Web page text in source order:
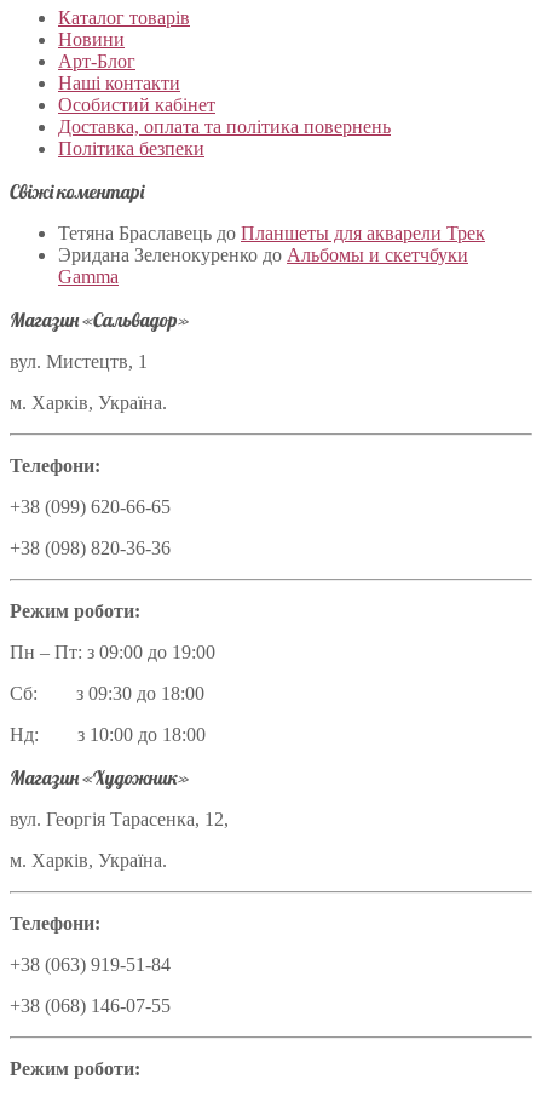
Каталог товарів
Новини
Арт-Блог
Наші контакти
Особистий кабінет
Доставка, оплата та політика повернень
Політика безпеки
Свіжі коментарі
Тетяна Браславець до Планшеты для акварели Трек
Эридана Зеленокуренко до Альбомы и скетчбуки
Gamma
Магазин «Сальвадор»
вул. Мистецтв, 1
м. Харків, Україна.
Телефони:
+38 (099) 620-66-65
+38 (098) 820-36-36
Режим роботи:
Пн – Пт: з 09:00 до 19:00
Сб: з 09:30 до 18:00
Нд: з 10:00 до 18:00
Магазин «Художник»
вул. Георгія Тарасенка, 12,
м. Харків, Україна.
Телефони:
+38 (063) 919-51-84
+38 (068) 146-07-55
Режим роботи: